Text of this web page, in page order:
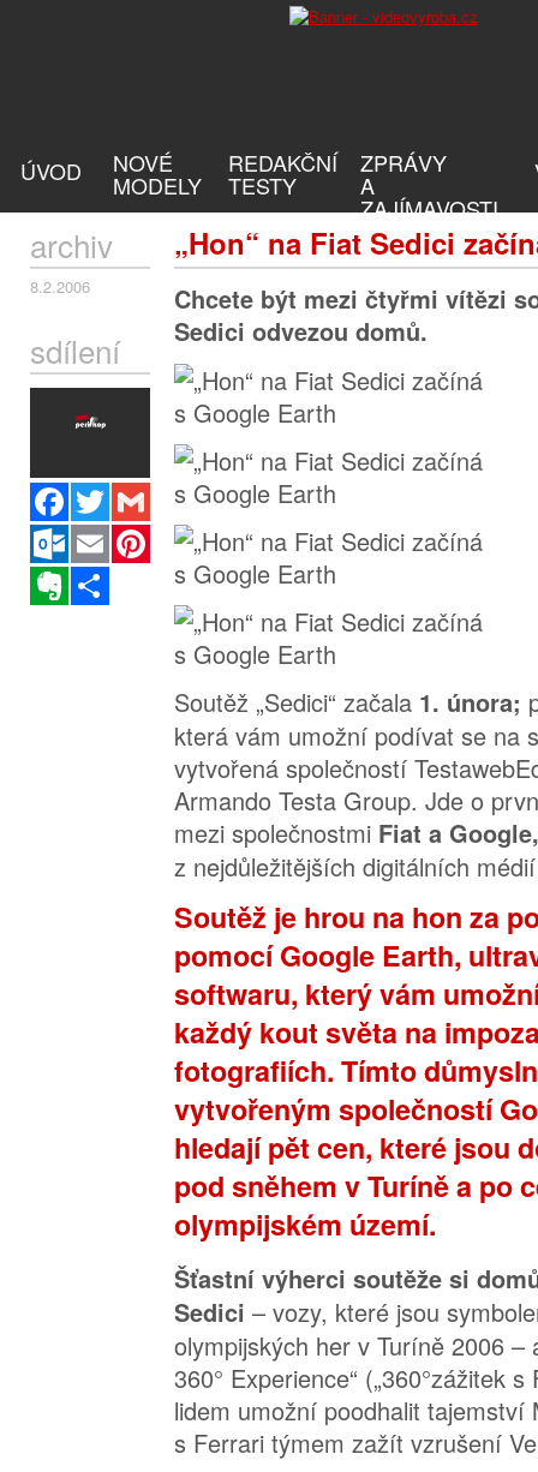
ÚVOD NOVÉ
MODELY
REDAKČNÍ
TESTY
ZPRÁVY
A
ZAJÍMAVOSTI
„Hon“ na Fiat Sedici
archiv
8.2.2006
sdílení
Facebook
Twitter
Gmail
Outlook.com
Email
Pinterest
Evernote
Chcete být mezi čtyřmi vítězi
Sedici odvezou domů.
Soutěž „Sedici“ začala 1. února;
která vám umožní podívat se na
vytvořená společností
Armando Testa Group. Jde o
mezi společnostmi Fiat a
z nejdůležitějších digitálních
Soutěž je hrou na hon za
pomocí Google Earth,
softwaru, který vám
každý kout světa na
fotografiích. Tímto
vytvořeným společností
hledajípět cen, které jsou
pod sněhem v Turíně a po
olympijském území.
Šťastní výherci soutěže si
Sedici – vozy, které jsou
olympijských her v Turíně 2006 –
360° Experience“ („360°zážitek
lidem umožní poodhalit tajemství
s Ferrari týmem zažít vzrušení